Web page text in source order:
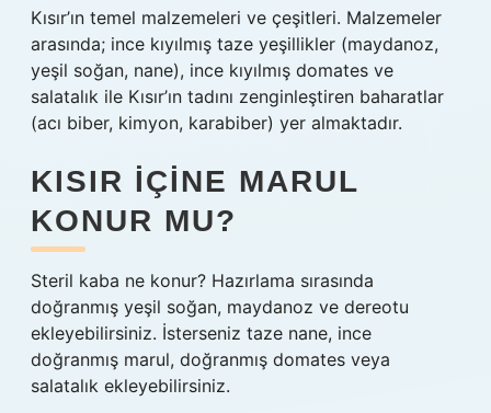
Kısır’ın temel malzemeleri ve çeşitleri. Malzemeler
arasında; ince kıyılmış taze yeşillikler (maydanoz,
yeşil soğan, nane), ince kıyılmış domates ve
salatalık ile Kısır’ın tadını zenginleştiren baharatlar
(acı biber, kimyon, karabiber) yer almaktadır.
KISIR IÇINE MARUL
KONUR MU?
Steril kaba ne konur? Hazırlama sırasında
doğranmış yeşil soğan, maydanoz ve dereotu
ekleyebilirsiniz. İsterseniz taze nane, ince
doğranmış marul, doğranmış domates veya
salatalık ekleyebilirsiniz.